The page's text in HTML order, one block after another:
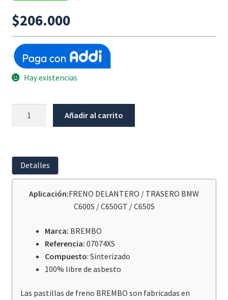
$206.000
Hay existencias
/
Freno
Brembo
Añadir al carrito
Detalles
Aplicación:FRENO DELANTERO / TRASERO BMW
C600S / C650GT / C650S
Marca: BREMBO
Referencia: 07074XS
Compuesto: Sinterizado
100% libre de asbesto
Las pastillas de freno BREMBO son fabricadas en